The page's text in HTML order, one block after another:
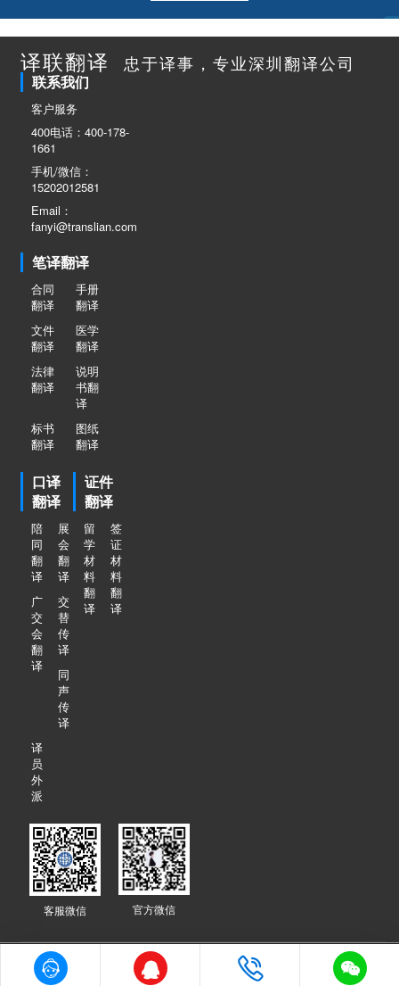
译联翻译忠于译事，专业深圳翻译公司
联系我们
客户服务
400电话：400-178-
1661
手机/微信：
15202012581
Email：
fanyi@translian.com
笔译翻译
合同
翻译
手册
翻译
文件
翻译
医学
翻译
法律
翻译
说明
书翻
译
标书
翻译
图纸
翻译
口译
翻译
陪
同
翻
译
展
会
翻
译
广
交
会
翻
译
交
替
传
译
同
声
传
译
译
员
外
派
证件
翻译
留
学
材
料
翻
译
签
证
材
料
翻
译
客服微信 官方微信
89种语言+8000名译员团队+人工翻译母语审校+20000多家企业见证+10
年行业经验，专业翻译公司更实惠！ © 译联翻译版权所有
粤ICP备
   